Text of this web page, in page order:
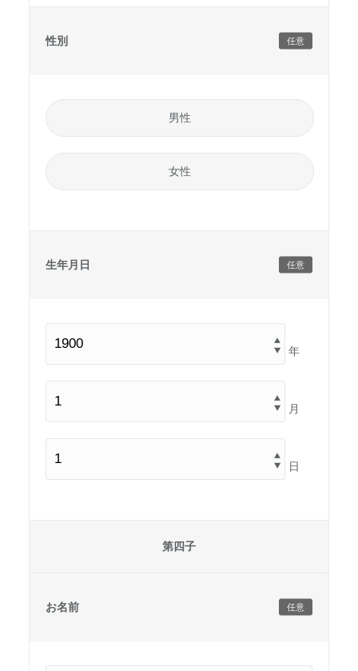
性別 任意
男性
女性
生年月日 任意
年
月
日
第四子
お名前 任意